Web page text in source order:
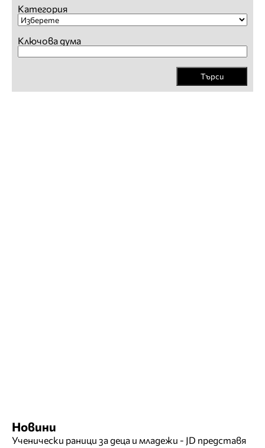
Категория
Ключова дума
Търси
Новини
Ученически раници за деца и младежи - JD представя